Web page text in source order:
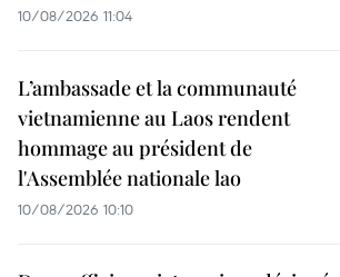
10/08/2026 11:04
L’ambassade et la communauté
vietnamienne au Laos rendent
hommage au président de
l'Assemblée nationale lao
10/08/2026 10:10